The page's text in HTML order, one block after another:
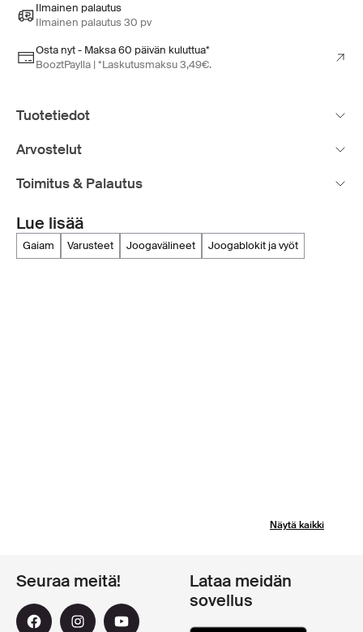
Ilmainen palautus
Ilmainen palautus 30 pv
Osta nyt - Maksa 60 päivän kuluttua*
BooztPaylla | *Laskutusmaksu 3,49€.
Tuotetiedot
Arvostelut
Toimitus & Palautus
Lue lisää
gaiam varusteet joogavälineet joogablokit ja vyöt
Näytä kaikki
Seuraa meitä!
Lataa meidän
sovellus